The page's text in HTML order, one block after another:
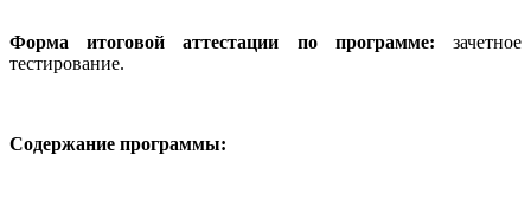
Форма итоговой аттестации по программе: зачетное
тестирование.
Содержание программы: